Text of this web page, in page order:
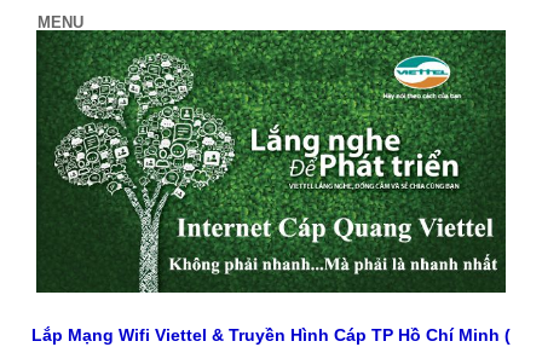
Lắp Mạng Wifi Viettel & Truyền Hình Cáp TP Hồ Chí Minh (